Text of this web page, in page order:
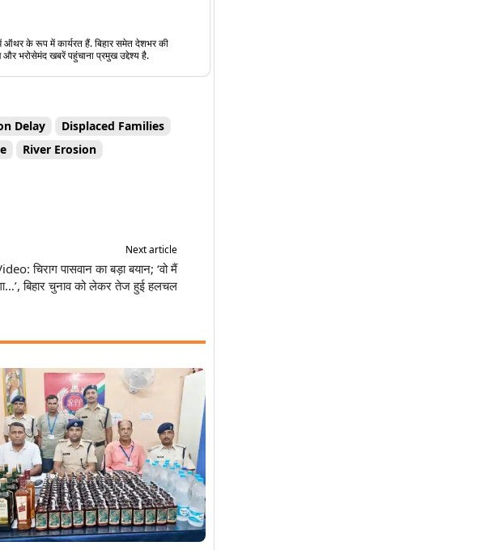
ऑथर के रूप में कार्यरत हैं. बिहार समेत देशभर की
और भरोसेमंद खबरें पहुंचाना प्रमुख उद्देश्य है.
Delay
Displaced Families
River Erosion
Next article
चिराग पासवान का बड़ा बयान; ‘वो मैं
बिहार चुनाव को लेकर तेज हुई हलचल